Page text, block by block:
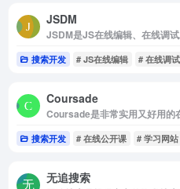
JSDM
JSDM是JS在线编辑、在线调
搜索开发 # JS在线编辑 # 在线调
Coursade
搜索开发 # 在线公开课 # 学习网站
无追搜索